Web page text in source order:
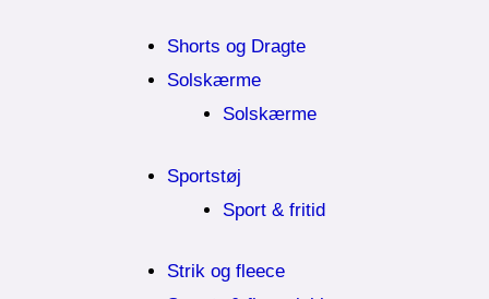
Shorts og Dragte
Solskærme
Solskærme
Sportstøj
Sport & fritid
Strik og fleece